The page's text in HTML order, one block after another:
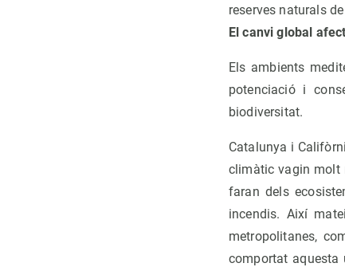
reserves naturals
El canvi global
Els ambients
potenciació i
biodiversitat.
Catalunya i
climàtic vagin molt
faran dels
incendis. Així
metropolitanes,
comportat